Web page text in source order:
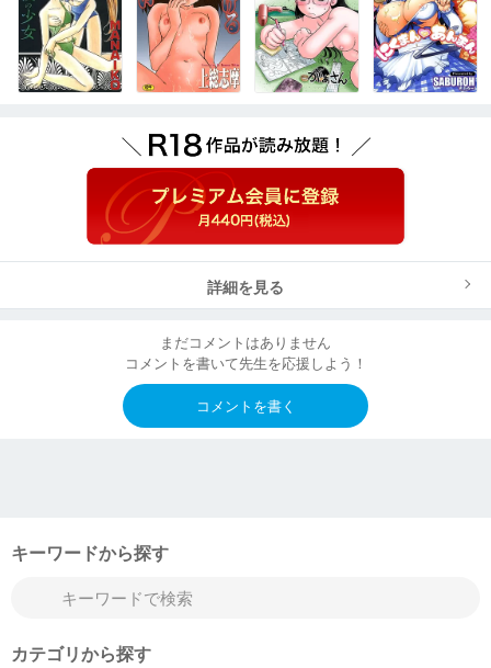
詳細を見る
まだコメントはありません
コメントを書いて先生を応援しよう！
コメントを書く
キーワードから探す
カテゴリから探す